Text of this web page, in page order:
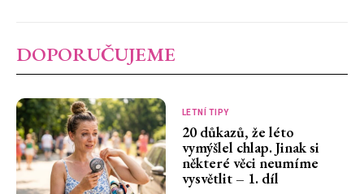
DOPORUČUJEME
LETNÍ TIPY
20 důkazů, že léto
vymýšlel chlap. Jinak si
některé věci neumíme
vysvětlit – 1. díl